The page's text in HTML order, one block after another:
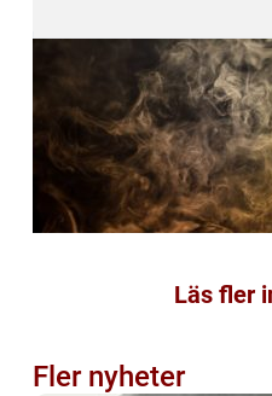
Läs fler
Fler nyheter